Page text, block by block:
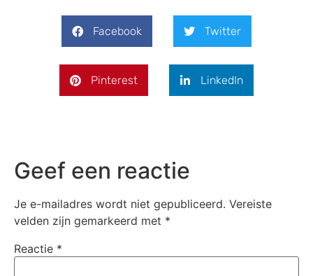
Facebook Twitter
Pinterest LinkedIn
Geef een reactie
Je e-mailadres wordt niet gepubliceerd. Vereiste
velden zijn gemarkeerd met *
Reactie *